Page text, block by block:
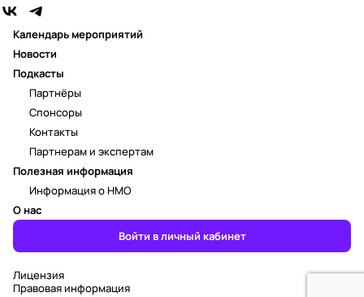
Календарь мероприятий
Новости
Подкасты
Полезная информация
Информация о НМО
О нас
Партнёры
Спонсоры
Контакты
Партнерам и экспертам
Войти в личный кабинет
Лицензия
Правовая информация